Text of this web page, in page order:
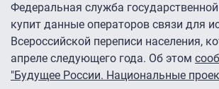
Федеральная служба
купит данные операторов связи для
Всероссийской переписи населения,
апреле следующего года. Об этом
"Будущее России. Национальные